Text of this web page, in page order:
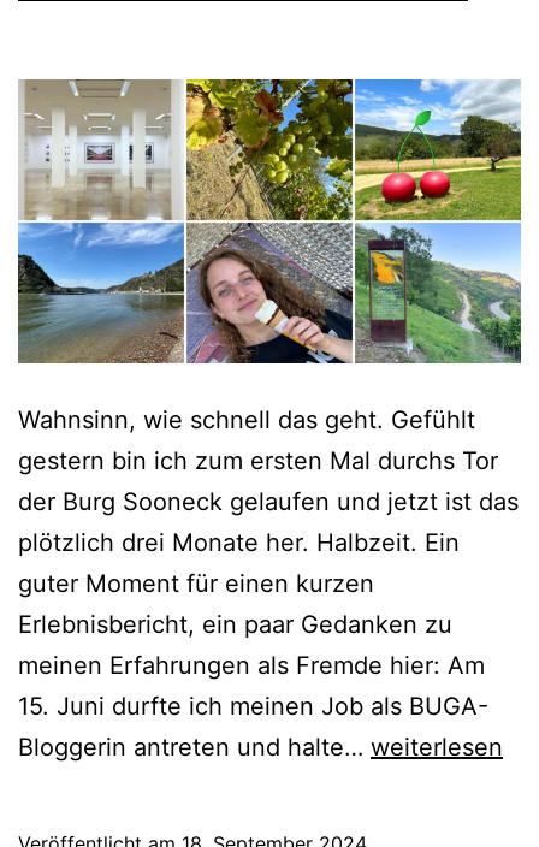
Wahnsinn, wie schnell das geht. Gefühlt
gestern bin ich zum ersten Mal durchs Tor
der Burg Sooneck gelaufen und jetzt ist das
plötzlich drei Monate her. Halbzeit. Ein
guter Moment für einen kurzen
Erlebnisbericht, ein paar Gedanken zu
meinen Erfahrungen als Fremde hier: Am
15. Juni durfte ich meinen Job als BUGA-
Bloggerin antreten und halte… Halbzeit
weiterlesen